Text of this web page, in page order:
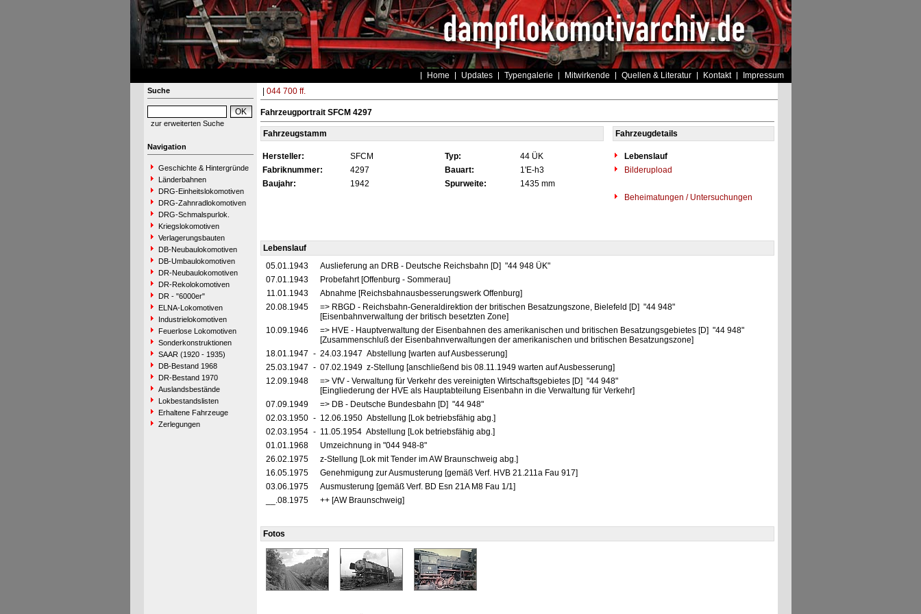
Home Updates Typengalerie Mitwirkende Quellen & Literatur Kontakt Impressum
Suche
zur erweiterten Suche
Navigation
Geschichte & Hintergründe
Länderbahnen
DRG-Einheitslokomotiven
DRG-Zahnradlokomotiven
DRG-Schmalspurlok.
Kriegslokomotiven
Verlagerungsbauten
DB-Neubaulokomotiven
DB-Umbaulokomotiven
DR-Neubaulokomotiven
DR-Rekolokomotiven
DR - "6000er"
ELNA-Lokomotiven
Industrielokomotiven
Feuerlose Lokomotiven
Sonderkonstruktionen
SAAR (1920 - 1935)
DB-Bestand 1968
DR-Bestand 1970
Auslandsbestände
Lokbestandslisten
Erhaltene Fahrzeuge
Zerlegungen
044 700 ff.
Fahrzeugportrait SFCM 4297
Fahrzeugstamm Fahrzeugdetails
Hersteller: SFCM Typ: 44 ÜK
Lebenslauf
Fabriknummer:
4297 Bauart: 1'E-h3
Bilderupload
Baujahr:
1942 Spurweite:
1435 mm
Beheimatungen / Untersuchungen
Lebenslauf
05.01.1943
Auslieferung an DRB - Deutsche Reichsbahn [D] "44 948 ÜK"
07.01.1943
Probefahrt [Offenburg - Sommerau]
11.01.1943
Abnahme [Reichsbahnausbesserungswerk Offenburg]
20.08.1945
=> RBGD - Reichsbahn-Generaldirektion der britischen Besatzungszone, Bielefeld [D] "44 948"
[Eisenbahnverwaltung der britisch besetzten Zone]
10.09.1946
=> HVE - Hauptverwaltung der Eisenbahnen des amerikanischen und britischen Besatzungsgebietes [D] "44 948"
[Zusammenschluß der Eisenbahnverwaltungen der amerikanischen und britischen Besatzungszone]
18.01.1947 - 24.03.1947 Abstellung [warten auf Ausbesserung]
25.03.1947 - 07.02.1949 z-Stellung [anschließend bis 08.11.1949 warten auf Ausbesserung]
12.09.1948
=> VfV - Verwaltung für Verkehr des vereinigten Wirtschaftsgebietes [D] "44 948"
[Eingliederung der HVE als Hauptabteilung Eisenbahn in die Verwaltung für Verkehr]
07.09.1949
=> DB - Deutsche Bundesbahn [D] "44 948"
02.03.1950 - 12.06.1950 Abstellung [Lok betriebsfähig abg.]
02.03.1954 - 11.05.1954 Abstellung [Lok betriebsfähig abg.]
01.01.1968
Umzeichnung in "044 948-8"
26.02.1975
z-Stellung [Lok mit Tender im AW Braunschweig abg.]
16.05.1975
Genehmigung zur Ausmusterung [gemäß Verf. HVB 21.211a Fau 917]
03.06.1975
Ausmusterung [gemäß Verf. BD Esn 21A M8 Fau 1/1]
__.08.1975
++ [AW Braunschweig]
Fotos